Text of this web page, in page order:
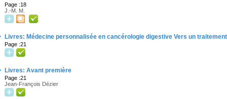
Page :18
J.-M. M.
Livres: Médecine personnalisée en cancérologie digestive Vers un
Page :21
Livres: Avant première
Page :21
Jean-François Dézier